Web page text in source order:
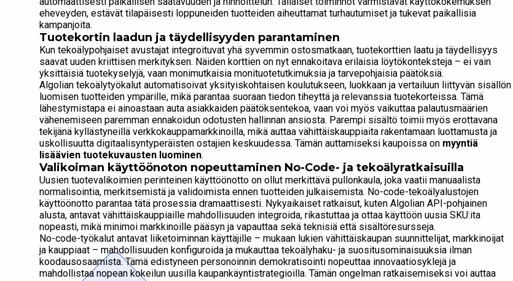
eheveyden, estävät tilapäisesti loppuneiden tuotteiden aiheuttamat turhautumiset ja tukevat paikallisia
kampanjoita.
Tuotekortin laadun ja täydellisyyden parantaminen
Kun tekoälypohjaiset avustajat integroituvat yhä syvemmin ostosmatkaan, tuotekorttien laatu ja täydellisyys
saavat uuden kriittisen merkityksen. Näiden korttien on nyt ennakoitava erilaisia löytökonteksteja – ei vain
yksittäisiä tuotekyselyjä, vaan monimutkaisia ​​monituotetutkimuksia ja tarvepohjaisia ​​päätöksiä.
Algolian tekoälytyökalut automatisoivat yksityiskohtaisen koulutukseen, luokkaan ja vertailuun liittyvän sisällön
luomisen tuotteiden ympärille, mikä parantaa suoraan tiedon tiheyttä ja relevanssia tuotekorteissa. Tämä
lähestymistapa ei ainoastaan ​​auta asiakkaiden päätöksentekoa, vaan voi myös vaikuttaa palautusmäärien
vähenemiseen paremman ennakoidun odotusten hallinnan ansiosta. Parempi sisältö toimii myös erottavana
tekijänä kyllästyneillä verkkokauppamarkkinoilla, mikä auttaa vähittäiskauppiaita rakentamaan luottamusta ja
uskollisuutta digitaalisyntyperäisten ostajien keskuudessa. Tämän auttamiseksi kaupoissa on myyntiä
lisäävien tuotekuvausten luominen.
Valikoiman käyttöönoton nopeuttaminen No-Code- ja tekoälyratkaisuilla
Uusien tuotevalikoimien perinteinen käyttöönotto on ollut merkittävä pullonkaula, joka vaatii manuaalista
normalisointia, merkitsemistä ja validoimista ennen tuotteiden julkaisemista. No-code-tekoälyalustojen
käyttöönotto parantaa tätä prosessia dramaattisesti. Nykyaikaiset ratkaisut, kuten Algolian API-pohjainen
alusta, antavat vähittäiskauppiaille mahdollisuuden integroida, rikastuttaa ja ottaa käyttöön uusia SKU:ita
nopeasti, mikä minimoi markkinoille pääsyn ja vapauttaa sekä teknisiä että sisältöresursseja.
No-code-työkalut antavat liiketoiminnan käyttäjille – mukaan lukien vähittäiskaupan suunnittelijat, markkinoijat
ja kauppiaat – mahdollisuuden konfiguroida ja mukauttaa tekoälyhaku- ja suositusominaisuuksia ilman
koodausosaamista. Tämä edistyneen personoinnin demokratisointi nopeuttaa innovaatiosyklejä ja
mahdollistaa nopean kokeilun uusilla kaupankäyntistrategioilla. Tämän ongelman ratkaisemiseksi voi auttaa